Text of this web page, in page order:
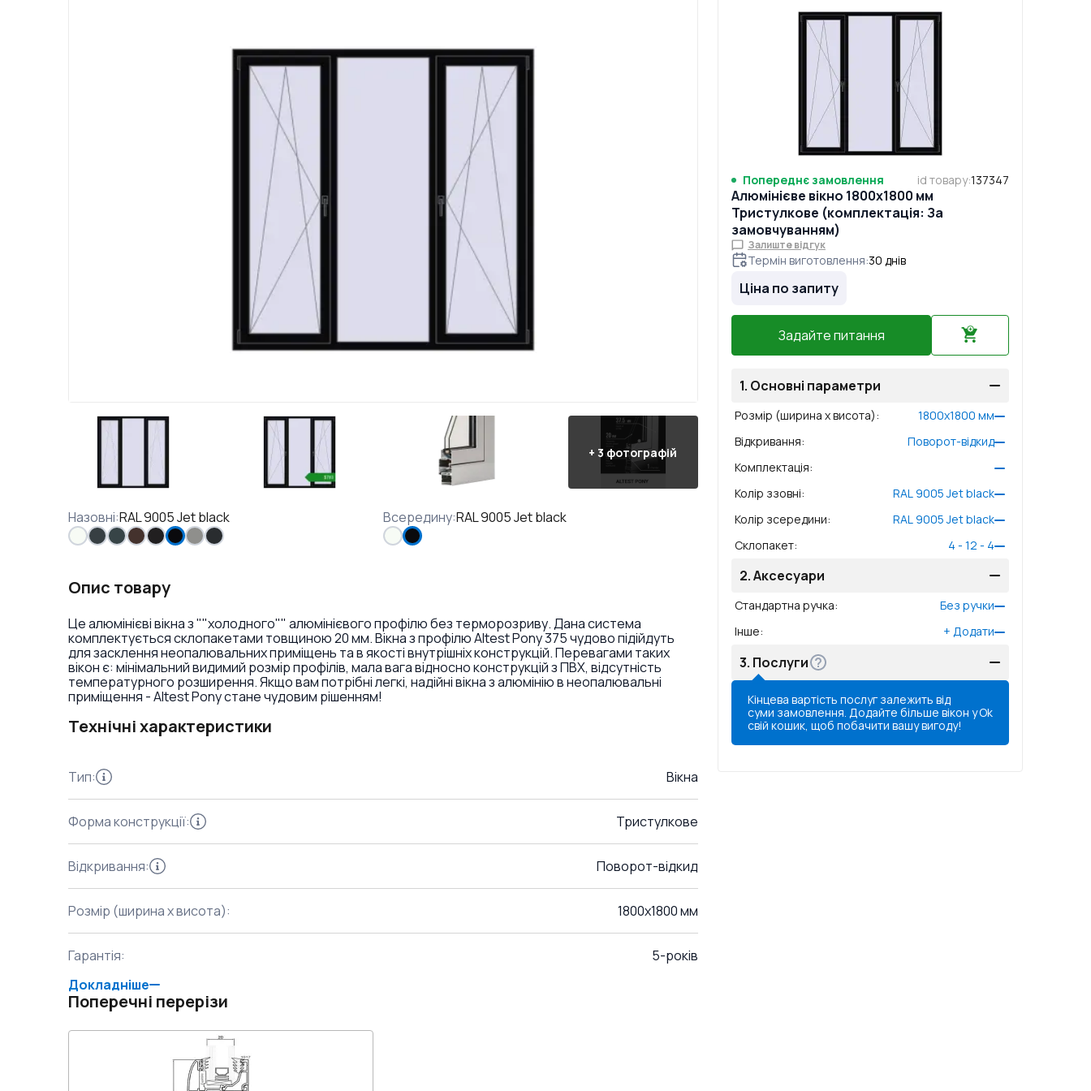
+3 фотографій
Назовні:RAL 9005 Jet black Всередину:RAL 9005 Jet black
Опис товару
Це алюмінієві вікна з ""холодного"" алюмінієвого профілю без терморозриву. Дана система
комплектується склопакетами товщиною 20 мм. Вікна з профілю Altest Pony 375 чудово підійдуть
для засклення неопалювальних приміщень та в якості внутрішніх конструкцій. Перевагами таких
вікон є: мінімальний видимий розмір профілів, мала вага відносно конструкцій з ПВХ, відсутність
температурного розширення. Якщо вам потрібні легкі, надійні вікна з алюмінію в неопалювальні
приміщення - Altest Pony стане чудовим рішенням!
Технічні характеристики
Тип: Вікна
Форма конструкції: Тристулкове
Відкривання: Поворот-відкид
Розмір (ширина x висота): 1800x1800 мм
Гарантія:
5-років
Докладніше
Поперечні перерізи
Попереднє замовлення id товару:137347
Алюмінієве вікно 1800x1800 мм
Тристулкове (комплектація: За
замовчуванням)
Залиште відгук
Термін виготовлення:30 днів
Ціна по запиту
Задайте питання
1. Основні параметри
Розмір (ширина x висота): 1800x1800 мм
Відкривання:
Поворот-відкид
Комплектація:
Колір ззовні:
RAL 9005 Jet black
Колір зсередини:
RAL 9005 Jet black
Склопакет: 4 - 12 - 4
2.Аксесуари
Стандартна ручка:
Без ручки
Інше: + Додати
3. Послуги
Кінцева вартість послуг залежить від
суми замовлення. Додайте більше вікон у
свій кошик, щоб побачити вашу вигоду!
Ok